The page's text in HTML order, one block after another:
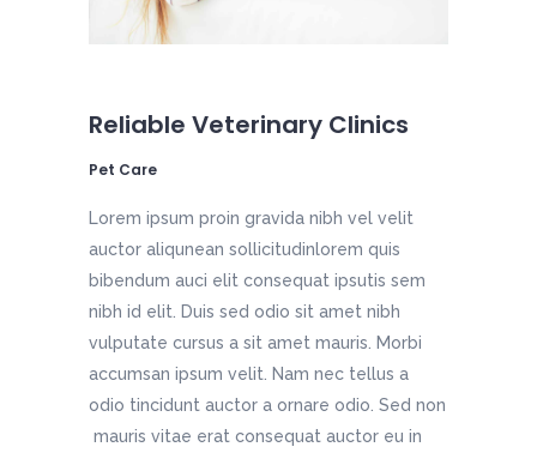
Reliable Veterinary Clinics
Pet Care
Lorem ipsum proin gravida nibh vel velit
auctor aliqunean sollicitudinlorem quis
bibendum auci elit consequat ipsutis sem
nibh id elit. Duis sed odio sit amet nibh
vulputate cursus a sit amet mauris. Morbi
accumsan ipsum velit. Nam nec tellus a
odio tincidunt auctor a ornare odio. Sed non
mauris vitae erat consequat auctor eu in